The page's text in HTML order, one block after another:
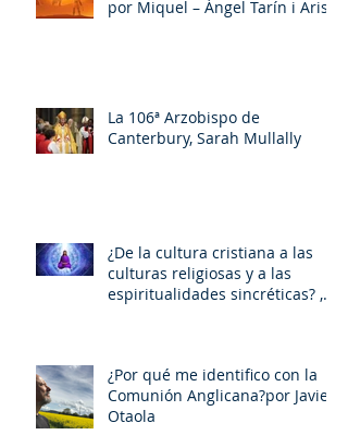
por Miquel – Àngel Tarín i Arisó
La 106ª Arzobispo de
Canterbury, Sarah Mullally
¿De la cultura cristiana a las
culturas religiosas y a las
espiritualidades sincréticas? ,
¿Por qué me identifico con la
Comunión Anglicana?por Javier
Otaola